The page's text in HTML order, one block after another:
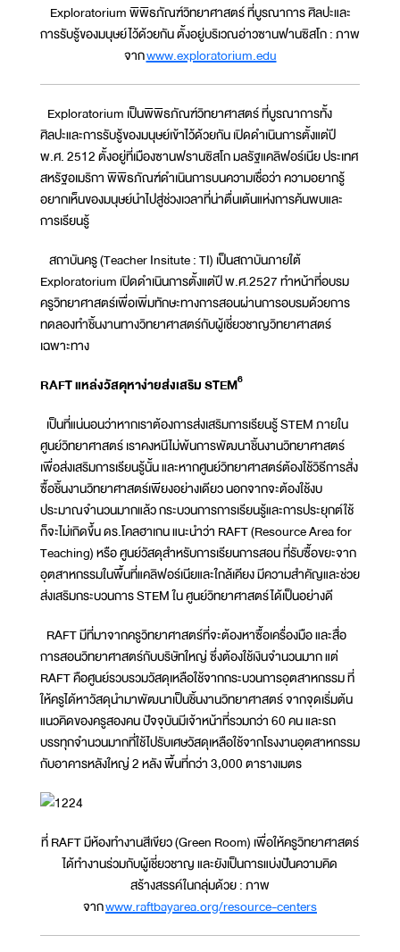
Exploratorium พิพิธภัณฑ์วิทยาศาสตร์ ที่บูรณาการ ศิลปะและ
การรับรู้ของมนุษย์ไว้ด้วยกัน ตั้งอยู่บริเวณอ่าวซานฟานซิสโก : ภาพ
จากwww.exploratorium.edu
Exploratorium เป็นพิพิธภัณฑ์วิทยาศาสตร์ ที่บูรณาการทั้ง
ศิลปะและการรับรู้ของมนุษย์เข้าไว้ด้วยกัน เปิดดำเนินการตั้งแต่ปี
พ.ศ. 2512 ตั้งอยู่ที่เมืองซานฟรานซิสโก มลรัฐแคลิฟอร์เนีย ประเทศ
สหรัฐอเมริกา พิพิธภัณฑ์ดำเนินการบนความเชื่อว่า ความอยากรู้
อยากเห็นของมนุษย์นำไปสู่​​ช่วงเวลาที่น่าตื่นเต้นแห่งการค้นพบและ
การเรียนรู้
สถาบันครู (Teacher Insitute : TI) เป็นสถาบันภายใต้
Exploratorium เปิดดำเนินการตั้งแต่ปี พ.ศ.2527 ทำหน้าที่อบรม
ครูวิทยาศาสตร์เพื่อเพิ่มทักษะทางการสอนผ่านการอบรมด้วยการ
ทดลองทำชิ้นงานทางวิทยาศาสตร์กับผู้เชี่ยวชาญวิทยาศาสตร์
เฉพาะทาง
RAFT แหล่งวัสดุหาง่ายส่งเสริม STEM6
เป็นที่แน่นอนว่าหากเราต้องการส่งเสริมการเรียนรู้ STEM ภายใน
ศูนย์วิทยาศาสตร์ เราคงหนีไม่พ้นการพัฒนาชิ้นงานวิทยาศาสตร์
เพื่อส่งเสริมการเรียนรู้นั้น และหากศูนย์วิทยาศาสตร์ต้องใช้วิธีการสั่ง
ซื้อชิ้นงานวิทยาศาสตร์เพียงอย่างเดียว นอกจากจะต้องใช้งบ
ประมาณจำนวนมากแล้ว กระบวนการการเรียนรู้และการประยุกต์ใช้
ก็จะไม่เกิดขึ้น ดร.โคลฮาเกน แนะนำว่า RAFT (Resource Area for
Teaching) หรือ ศูนย์วัสดุสำหรับการเรียนการสอน ที่รับซื้อขยะจาก
อุตสาหกรรมในพื้นที่แคลิฟอร์เนียและใกล้เคียง มีความสำคัญและช่วย
ส่งเสริมกระบวนการ STEM ใน ศูนย์วิทยาศาสตร์ได้เป็นอย่างดี
RAFT มีที่มาจากครูวิทยาศาสตร์ที่จะต้องหาซื้อเครื่องมือ และสื่อ
การสอนวิทยาศาสตร์กับบริษัทใหญ่ ซึ่งต้องใช้เงินจำนวนมาก แต่
RAFT คือศูนย์รวบรวมวัสดุเหลือใช้จากกระบวนการอุตสาหกรรม ที่
ให้ครูได้หาวัสดุนำมาพัฒนาเป็นชิ้นงานวิทยาศาสตร์ จากจุดเริ่มต้น
แนวคิดของครูสองคน ปัจจุบันมีเจ้าหน้าที่รวมกว่า 60 คน และรถ
บรรทุกจำนวนมากที่ใช้ไปรับเศษวัสดุเหลือใช้จากโรงงานอุตสาหกรรม
กับอาคารหลังใหญ่ 2 หลัง พื้นที่กว่า 3,000 ตารางเมตร
ที่ RAFT มีห้องทำงานสีเขียว (Green Room) เพื่อให้ครูวิทยาศาสตร์
ได้ทำงานร่วมกับผู้เชี่ยวชาญ และยังเป็นการแบ่งปันความคิด
สร้างสรรค์ในกลุ่มด้วย : ภาพ
จากwww.raftbayarea.org/resource-centers